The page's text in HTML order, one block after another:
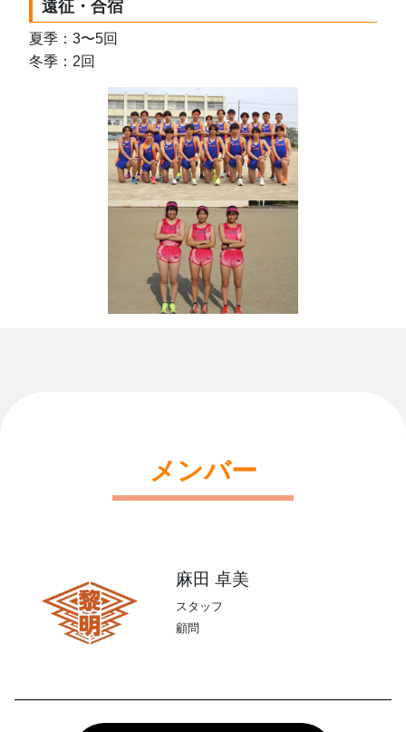
遠征・合宿
夏季：3〜5回
冬季：2回
メンバー
麻田 卓美
スタッフ
顧問